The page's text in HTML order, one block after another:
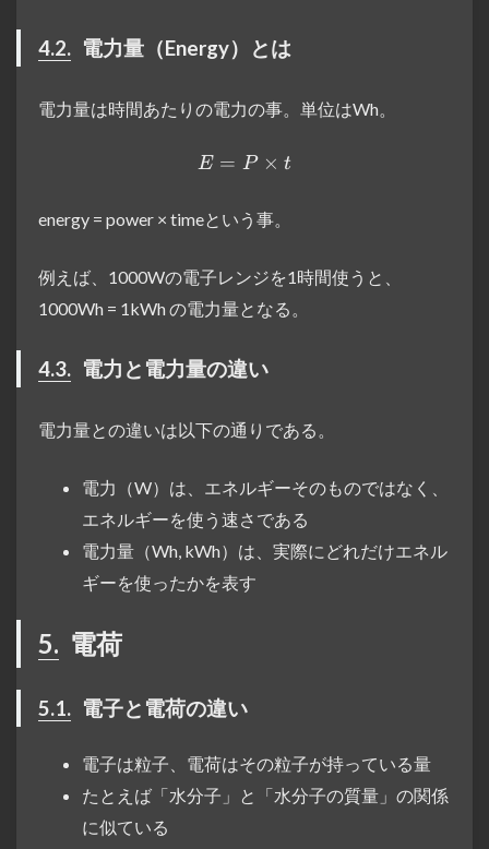
4.2. 電力量（Energy）とは
電力量は時間あたりの電力の事。単位はWh。
E = P \times t
E = P × t
energy = power × timeという事。
例えば、1000Wの電子レンジを1時間使うと、
1000Wh = 1kWh の電力量となる。
4.3. 電力と電力量の違い
電力量との違いは以下の通りである。
電力（W）は、エネルギーそのものではなく、
エネルギーを使う速さである
電力量（Wh, kWh）は、実際にどれだけエネル
ギーを使ったかを表す
5. 電荷
5.1. 電子と電荷の違い
電子は粒子、電荷はその粒子が持っている量
たとえば「水分子」と「水分子の質量」の関係
に似ている